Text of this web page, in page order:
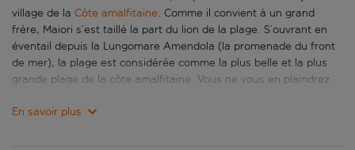
village de la Côte amalfitaine. Comme il convient à un grand
frère, Maiori s’est taillé la part du lion de la plage. S’ouvrant en
éventail depuis la Lungomare Amendola (la promenade du front
de mer), la plage est considérée comme la plus belle et la plus
grande plage de la côte amalfitaine. Vous ne vous en plaindrez
d’après la rivière Reginna Maior qui a débordé en 1954 détruisant
En savoir plus